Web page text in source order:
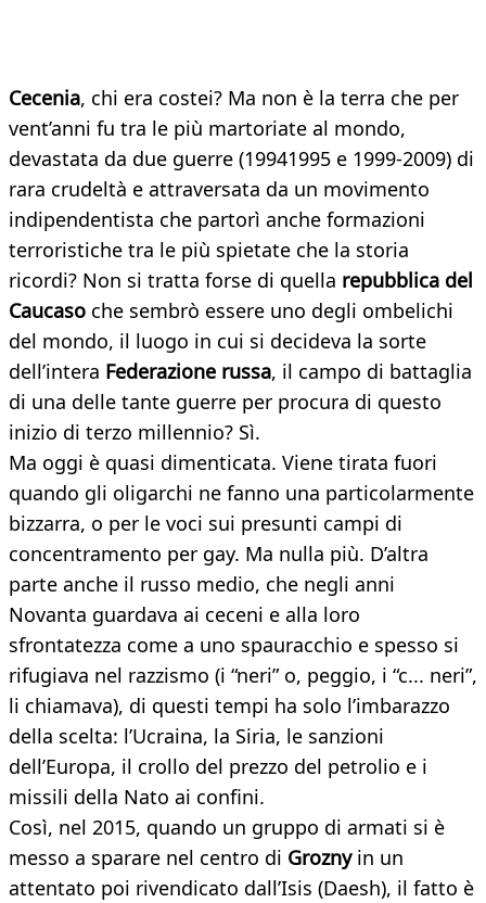
Cecenia, chi era costei? Ma non è la terra che per
vent’anni fu tra le più martoriate al mondo,
devastata da due guerre (19941995 e 1999-2009) di
rara crudeltà e attraversata da un movimento
indipendentista che partorì anche formazioni
terroristiche tra le più spietate che la storia
ricordi? Non si tratta forse di quella repubblica del
Caucaso che sembrò essere uno degli ombelichi
del mondo, il luogo in cui si decideva la sorte
dell’intera Federazione russa, il campo di battaglia
di una delle tante guerre per procura di questo
inizio di terzo millennio? Sì.
Ma oggi è quasi dimenticata. Viene tirata fuori
quando gli oligarchi ne fanno una particolarmente
bizzarra, o per le voci sui presunti campi di
concentramento per gay. Ma nulla più. D’altra
parte anche il russo medio, che negli anni
Novanta guardava ai ceceni e alla loro
sfrontatezza come a uno spauracchio e spesso si
rifugiava nel razzismo (i “neri” o, peggio, i “c... neri”,
li chiamava), di questi tempi ha solo l’imbarazzo
della scelta: l’Ucraina, la Siria, le sanzioni
dell’Europa, il crollo del prezzo del petrolio e i
missili della Nato ai confini.
Così, nel 2015, quando un gruppo di armati si è
messo a sparare nel centro di Groznyin un
attentato poi rivendicato dall’Isis (Daesh), il fatto è